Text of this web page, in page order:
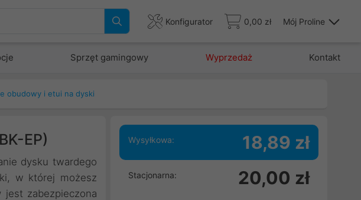
Konfigurator 0,00 zł Mój Proline
Sprzęt gamingowy Wyprzedaż Kontakt
obudowy i etui na dyski
EP)
dysku twardego
w której możesz
zabezpieczona
Wysyłkowa: 18,89 zł
Stacjonarna: 20,00 zł